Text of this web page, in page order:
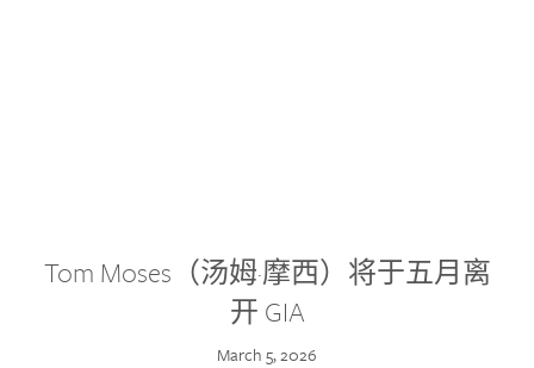
Tom Moses（汤姆·摩西）将于五月离
开 GIA
March 5, 2026